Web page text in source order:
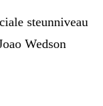
steunniveau
Wedson